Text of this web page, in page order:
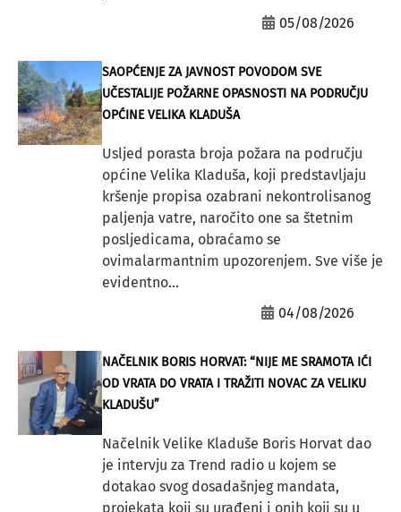
05/08/2026
SAOPĆENJE ZA JAVNOST POVODOM SVE
UČESTALIJE POŽARNE OPASNOSTI NA PODRUČJU
OPĆINE VELIKA KLADUŠA
Usljed porasta broja požara na području
općine Velika Kladuša, koji predstavljaju
kršenje propisa ozabrani nekontrolisanog
paljenja vatre, naročito one sa štetnim
posljedicama, obraćamo se
ovimalarmantnim upozorenjem. Sve više je
evidentno...
04/08/2026
NAČELNIK BORIS HORVAT: “NIJE ME SRAMOTA IĆI
OD VRATA DO VRATA I TRAŽITI NOVAC ZA VELIKU
KLADUŠU”
Načelnik Velike Kladuše Boris Horvat dao
je intervju za Trend radio u kojem se
dotakao svog dosadašnjeg mandata,
projekata koji su urađeni i onih koji su u